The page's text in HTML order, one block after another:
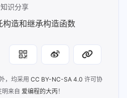
知识分享
构造和继承构造函数
，均采用 CC BY-NC-SA 4.0 许可协
明来自 爱编程的大丙！